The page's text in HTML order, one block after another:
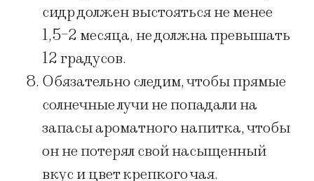
сидр должен выстояться не менее
1,5-2 месяца, не должна превышать
12 градусов.
Обязательно следим, чтобы прямые
солнечные лучи не попадали на
запасы ароматного напитка, чтобы
он не потерял свой насыщенный
вкус и цвет крепкого чая.